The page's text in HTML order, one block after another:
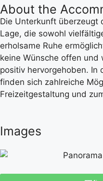
About the
Die Unterkunft überzeugt
Lage, die sowohl
erholsame Ruhe
keine Wünsche offen und
positiv hervorgehoben. In
finden sich zahlreiche
Freizeitgestaltung und
Images